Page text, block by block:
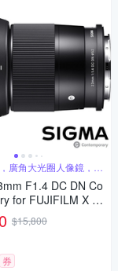
廣角大光圈人像鏡，美
F1.4 DC DN Co
for FUJIFILM X 富
司貨) 廣角大光圈定
APS-C 無反微單眼
$15,800
券